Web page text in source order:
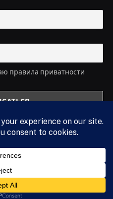
правила приватности